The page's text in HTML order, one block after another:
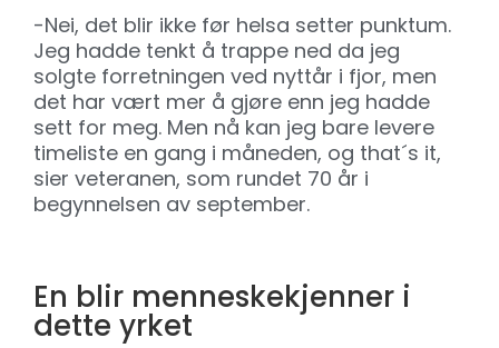
-Nei, det blir ikke før helsa setter punktum.
Jeg hadde tenkt å trappe ned da jeg
solgte forretningen ved nyttår i fjor, men
det har vært mer å gjøre enn jeg hadde
sett for meg. Men nå kan jeg bare levere
timeliste en gang i måneden, og that´s it,
sier veteranen, som rundet 70 år i
begynnelsen av september.
En blir menneskekjenner i
dette yrket